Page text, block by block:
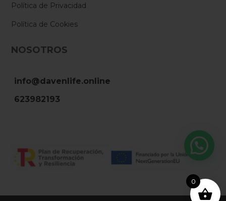
Política de Privacidad
Política de Cookies
NOSOTROS
info@davenlife.online
623982193
0